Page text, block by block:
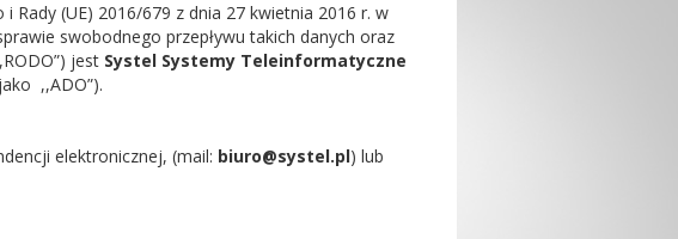
(UE) 2016/679 z dnia 27 kwietnia 2016 r. w
swobodnego przepływu takich danych oraz
jest Systel Systemy Teleinformatyczne
,,ADO”).
elektronicznej, (mail: biuro@systel.pl) lub